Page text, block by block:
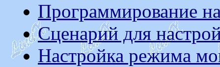
Программирование
Сценарий для
Настройка режима